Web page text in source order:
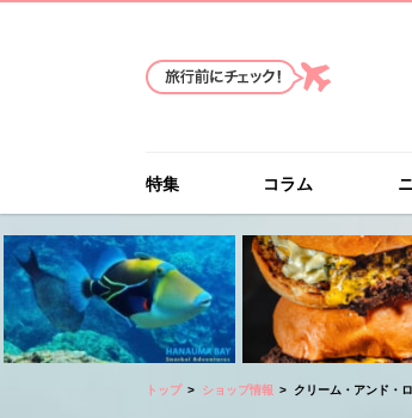
特集 コラム
トップ ショップ情報 クリーム・アンド・